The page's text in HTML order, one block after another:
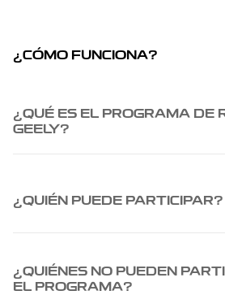
¿CÓMO FUNCIONA?
¿QUÉ ES EL PROGRAMA DE
GEELY?
¿QUIÉN PUEDE PARTICIPAR?
¿QUIÉNES NO PUEDEN
EL PROGRAMA?